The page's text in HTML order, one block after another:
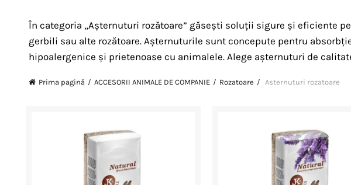
În categoria „Așternuturi rozătoare” găsești soluții sigure și eficiente
gerbili sau alte rozătoare. Așternuturile sunt concepute pentru
hipoalergenice și prietenoase cu animalele. Alege așternuturi de
Prima pagină ACCESORII ANIMALE DE COMPANIE Rozatoare Asternuturi rozatoare